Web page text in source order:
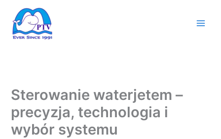
treści
Sterowanie waterjetem –
precyzja, technologia i
wybór systemu